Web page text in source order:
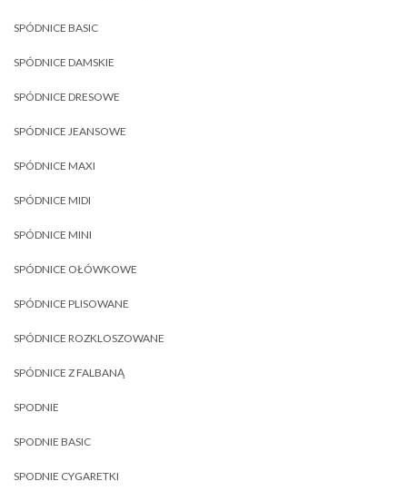
SPÓDNICE BASIC
SPÓDNICE DAMSKIE
SPÓDNICE DRESOWE
SPÓDNICE JEANSOWE
SPÓDNICE MAXI
SPÓDNICE MIDI
SPÓDNICE MINI
SPÓDNICE OŁÓWKOWE
SPÓDNICE PLISOWANE
SPÓDNICE ROZKLOSZOWANE
SPÓDNICE Z FALBANĄ
SPODNIE
SPODNIE BASIC
SPODNIE CYGARETKI